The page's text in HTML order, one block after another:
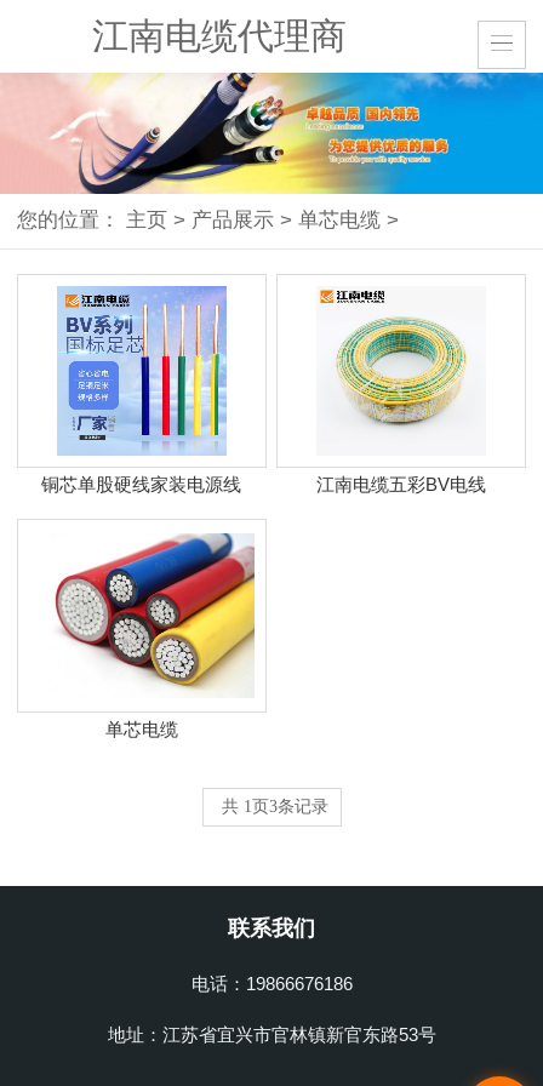
江南电缆代理商
您的位置： 主页 > 产品展示 > 单芯电缆 >
铜芯单股硬线家装电源线 江南电缆五彩BV电线
单芯电缆
共 1 页 3条记录
联系我们
电话：19866676186
地址：江苏省宜兴市官林镇新官东路53号